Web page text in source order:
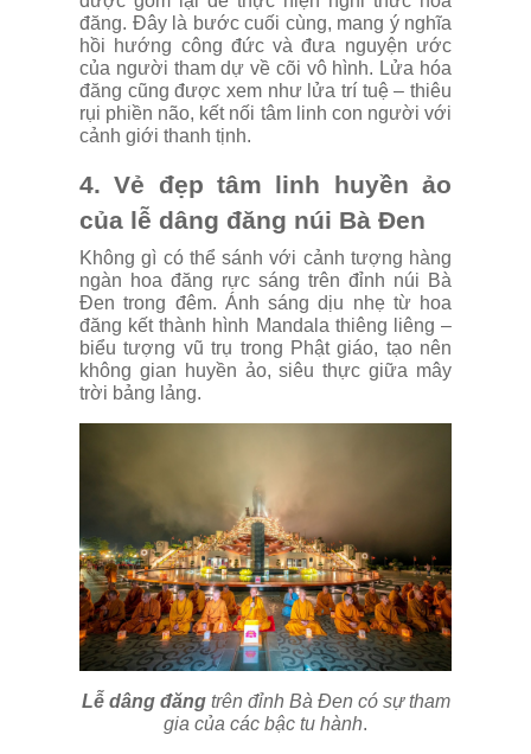
đăng. Đây là bước cuối cùng, mang ý nghĩa
hồi hướng công đức và đưa nguyện ước
của người tham dự về cõi vô hình. Lửa hóa
đăng cũng được xem như lửa trí tuệ – thiêu
rụi phiền não, kết nối tâm linh con người với
cảnh giới thanh tịnh.
4. Vẻ đẹp tâm linh huyền ảo
của lễ dâng đăng núi Bà Đen
Không gì có thể sánh với cảnh tượng hàng
ngàn hoa đăng rực sáng trên đỉnh núi Bà
Đen trong đêm. Ánh sáng dịu nhẹ từ hoa
đăng kết thành hình Mandala thiêng liêng –
biểu tượng vũ trụ trong Phật giáo, tạo nên
không gian huyền ảo, siêu thực giữa mây
trời bảng lảng.
Lễ dâng đăng trên đỉnh Bà Đen có sự tham
gia của các bậc tu hành.